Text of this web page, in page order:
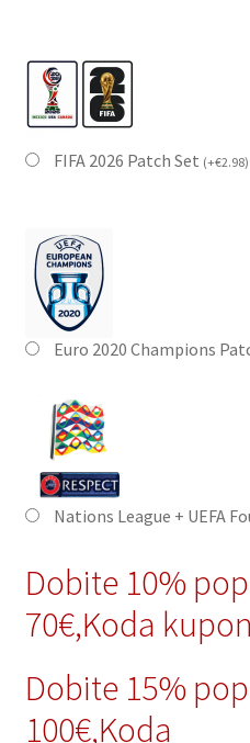
FIFA 2026 Patch Set (+€2.98)
Euro 2020 Champions
Nations League + UEFA
Dobite 10%
70€,Koda
Dobite 15%
100€,Koda